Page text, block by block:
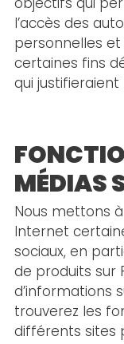
l’accès des
personnelles
certaines fins
qui justifieraient
MÉDIAS
Nous mettons
Internet
sociaux, en
de produits sur
d’informations
trouverez les
différents sites